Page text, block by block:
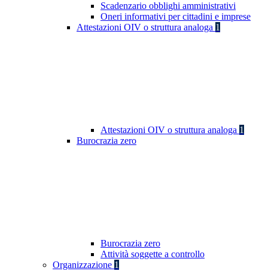
Scadenzario obblighi amministrativi
Oneri informativi per cittadini e imprese
Attestazioni OIV o struttura analoga 1
Attestazioni OIV o struttura analoga 1
Burocrazia zero
Burocrazia zero
Attività soggette a controllo
Organizzazione 1